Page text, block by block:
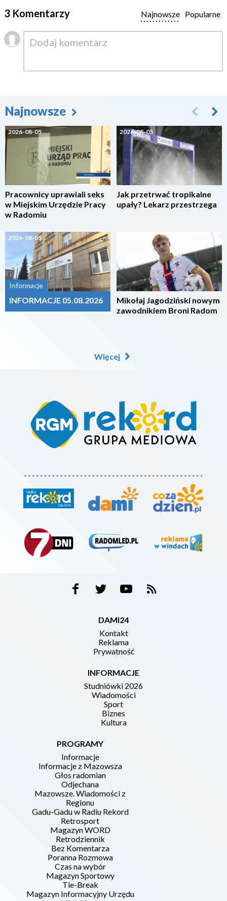
3 Komentarzy Popularne
Najnowsze
Najnowsze
2026-08-05
Pracownicy uprawiali seks
w Miejskim Urzędzie Pracy
w Radomiu
2026-08-05
Informacje
INFORMACJE 05.08.2026
2026-08-05
Jak przetrwać tropikalne
upały? Lekarz przestrzega
2026-08-05
Mikołaj Jagodziński nowym
zawodnikiem Broni Radom
Więcej
DAMI24
Kontakt
Reklama
Prywatność
INFORMACJE
Studniówki 2026
Wiadomości
Sport
Biznes
Kultura
PROGRAMY
Informacje
Informacje z Mazowsza
Głos radomian
Odjechana
Mazowsze. Wiadomości z
Regionu
Gadu-Gadu w Radiu Rekord
Retrosport
Magazyn WORD
Retrodziennik
Bez Komentarza
Poranna Rozmowa
Czas na wybór
Magazyn Sportowy
Tie-Break
Magazyn Informacyjny Urzędu